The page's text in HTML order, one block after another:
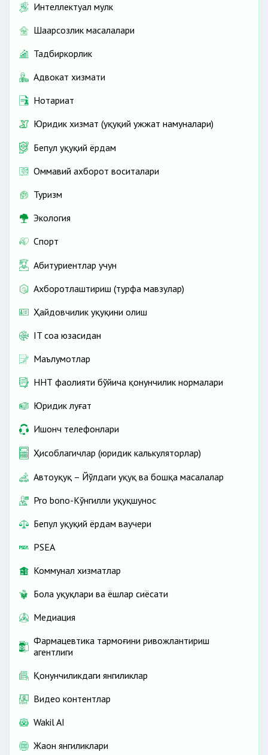
Интеллектуал мулк
Шаҳарсозлик масалалари
Тадбиркорлик
Адвокат хизмати
Нотариат
Юридик хизмат (ҳуқуқий ҳужжат намуналари)
Бепул ҳуқуқий ёрдам
Оммавий ахборот воситалари
Туризм
Экология
Спорт
Абитуриентлар учун
Ахборотлаштириш (турфа мавзулар)
Ҳайдовчилик ҳуқуқини олиш
IT соҳа юзасидан
Маълумотлар
ННТ фаолияти бўйича қонунчилик нормалари
Юридик луғат
Ишонч телефонлари
Ҳисоблагичлар (юридик калькуляторлар)
Автоҳуқуқ – Йўлдаги ҳуқуқ ва бошқа масалалар
Pro bono-Кўнгилли ҳуқуқшунос
Бепул ҳуқуқий ёрдам ваучери
PSEA
Коммунал хизматлар
Бола ҳуқуқлари ва ёшлар сиёсати
Медиация
Фармацевтика тармоғини ривожлантириш
агентлиги
Қонунчиликдаги янгиликлар
Видео контентлар
Wakil AI
Жаҳон янгиликлари